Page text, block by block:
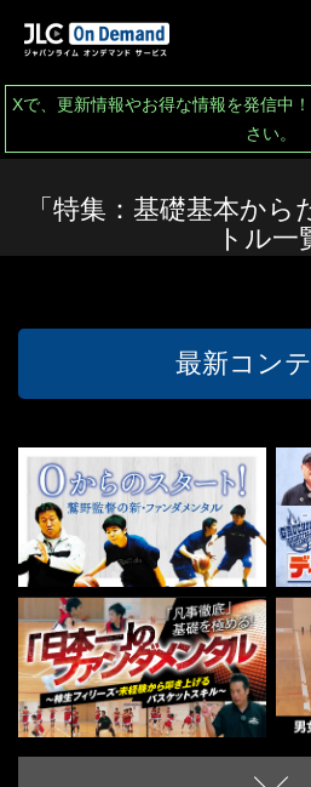
Xで、更新情報やお得な情報を発信中
さい。
「特集：基礎基本か
トル一
最新コン